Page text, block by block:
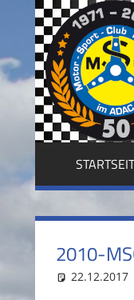
springen MSC
E.V.
2010-
22.12.2017